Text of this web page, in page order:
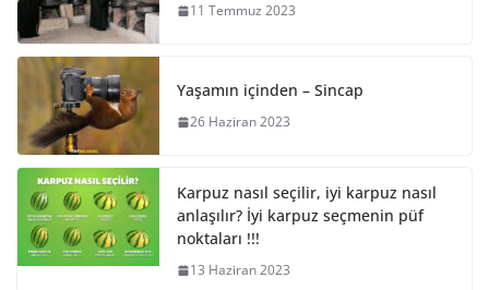
11 Temmuz 2023
Yaşamın içinden – Sincap
26 Haziran 2023
Karpuz nasıl seçilir, iyi karpuz nasıl
anlaşılır? İyi karpuz seçmenin püf
noktaları !!!
13 Haziran 2023